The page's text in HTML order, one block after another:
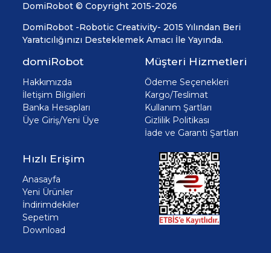
DomiRobot © Copyright 2015-2026
DomiRobot -Robotic Creativity- 2015 Yılından Beri
Yaratıcılığınızı Desteklemek Amacı İle Yayında.
domiRobot
Hakkımızda
İletişim Bilgileri
Banka Hesapları
Üye Giriş/Yeni Üye
Müşteri Hizmetleri
Ödeme Seçenekleri
Kargo/Teslimat
Kullanım Şartları
Gizlilik Politikası
İade ve Garanti Şartları
Hızlı Erişim
Anasayfa
Yeni Ürünler
İndirimdekiler
Sepetim
Download